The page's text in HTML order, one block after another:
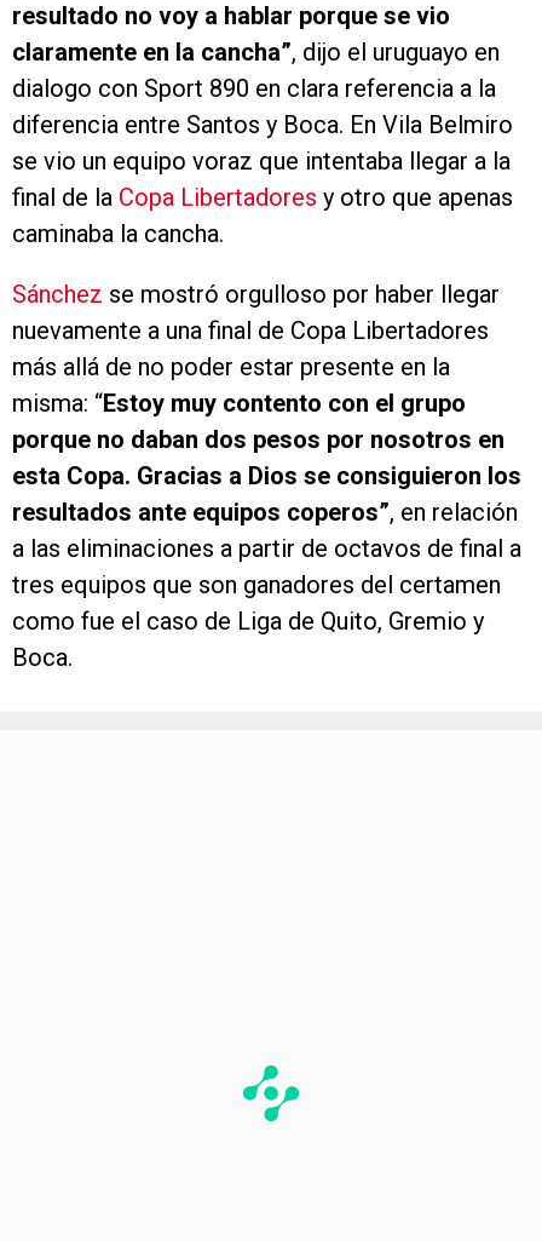
resultado no voy a hablar porque se vio
claramente en la cancha”, dijo el uruguayo en
dialogo con Sport 890 en clara referencia a la
diferencia entre Santos y Boca. En Vila Belmiro
se vio un equipo voraz que intentaba llegar a la
final de la Copa Libertadores y otro que apenas
caminaba la cancha.
Sánchez se mostró orgulloso por haber llegar
nuevamente a una final de Copa Libertadores
más allá de no poder estar presente en la
misma: “Estoy muy contento con el grupo
porque no daban dos pesos por nosotros en
esta Copa. Gracias a Dios se consiguieron los
resultados ante equipos coperos”, en relación
a las eliminaciones a partir de octavos de final a
tres equipos que son ganadores del certamen
como fue el caso de Liga de Quito, Gremio y
Boca.